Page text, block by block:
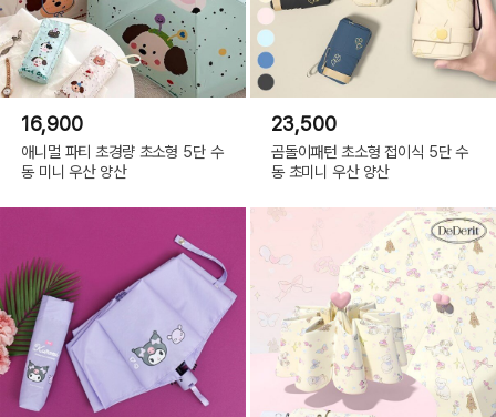
16,900
애니멀 파티 초경량 초소형 5단 수
동 미니 우산 양산
23,500
곰돌이패턴 초소형 접이식 5단 수
동 초미니 우산 양산